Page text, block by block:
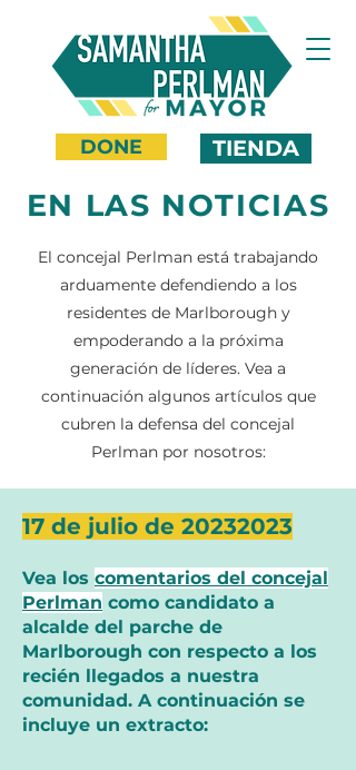
DONE TIENDA
EN LAS NOTICIAS
El concejal Perlman está trabajando
arduamente defendiendo a los
residentes de Marlborough y
empoderando a la próxima
generación de líderes. Vea a
continuación algunos artículos que
cubren la defensa del concejal
Perlman por nosotros:
17 de julio de 20232023
Vea los comentarios del concejal
Perlman como candidato a
alcalde del parche de
Marlborough con respecto a los
recién llegados a nuestra
comunidad. A continuación se
incluye un extracto: